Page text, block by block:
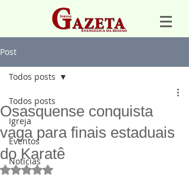
Post
Todos posts
Igreja
Eventos
Notícias
Todos posts
Osasquense conquista
vaga para finais estaduais
do Karatê
Avaliado com NaN de 5 estrelas.